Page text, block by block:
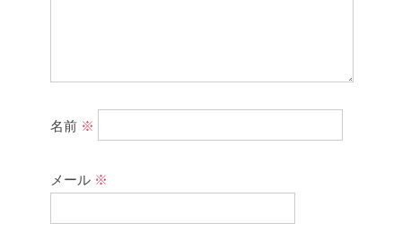
名前 ※
メール ※